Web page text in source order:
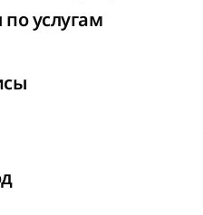
услугам